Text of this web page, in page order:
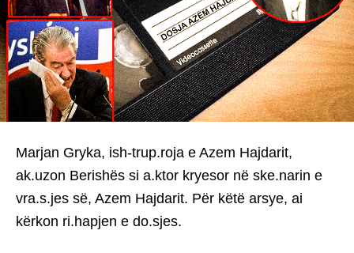
Marjan Gryka, ish-trup.roja e Azem Hajdarit,
ak.uzon Berishës si a.ktor kryesor në ske.narin e
vra.s.jes së, Azem Hajdarit. Për këtë arsye, ai
kërkon ri.hapjen e do.sjes.